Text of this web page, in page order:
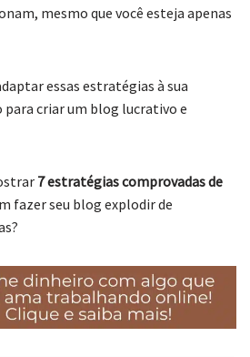
mesmo que você esteja apenas
essas estratégias à sua
para criar um blog lucrativo e
7 estratégias comprovadas de
fazer seu blog explodir de